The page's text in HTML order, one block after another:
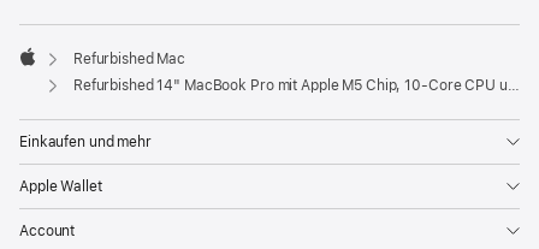
neues
Apple
Refurbished Mac
Refurbished 14" MacBook Pro mit Apple M5 Chip, 10‑Core CPU und 10‑Core GPU – Space Schwarz
Einkaufen und mehr
Apple Wallet
Account